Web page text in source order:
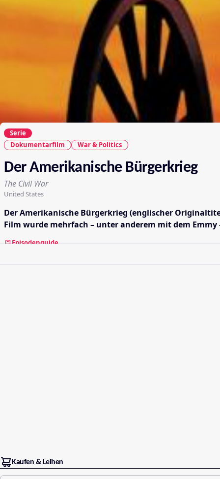
Serie
Dokumentarfilm
War & Politics
Der Amerikanische Bürgerkrieg
The Civil War
United States
Der Amerikanische Bürgerkrieg (englischer
Film wurde mehrfach – unter anderem mit dem Emmy
Episodenguide
Kaufen & Leihen